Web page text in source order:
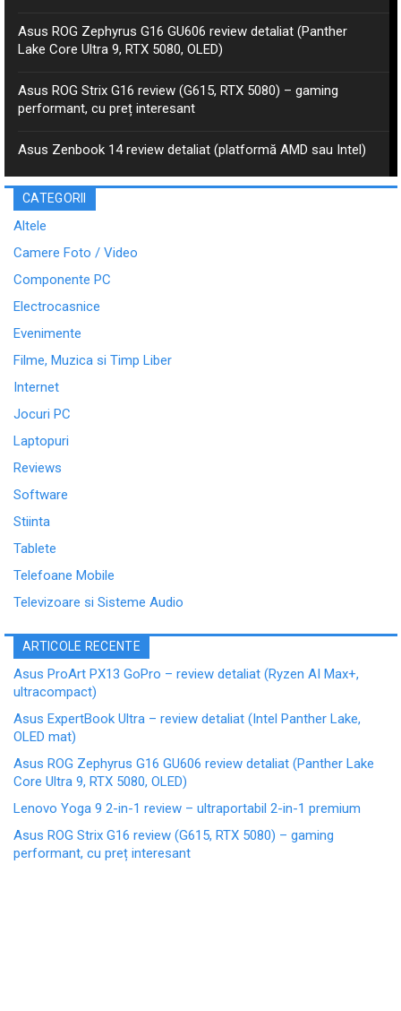
Asus ROG Zephyrus G16 GU606 review detaliat (Panther
Lake Core Ultra 9, RTX 5080, OLED)
Asus ROG Strix G16 review (G615, RTX 5080) – gaming
performant, cu preț interesant
Asus Zenbook 14 review detaliat (platformă AMD sau Intel)
CATEGORII
Altele
Camere Foto / Video
Componente PC
Electrocasnice
Evenimente
Filme, Muzica si Timp Liber
Internet
Jocuri PC
Laptopuri
Reviews
Software
Stiinta
Tablete
Telefoane Mobile
Televizoare si Sisteme Audio
ARTICOLE RECENTE
Asus ProArt PX13 GoPro – review detaliat (Ryzen AI Max+,
ultracompact)
Asus ExpertBook Ultra – review detaliat (Intel Panther Lake,
OLED mat)
Asus ROG Zephyrus G16 GU606 review detaliat (Panther Lake
Core Ultra 9, RTX 5080, OLED)
Lenovo Yoga 9 2-in-1 review – ultraportabil 2-in-1 premium
Asus ROG Strix G16 review (G615, RTX 5080) – gaming
performant, cu preț interesant